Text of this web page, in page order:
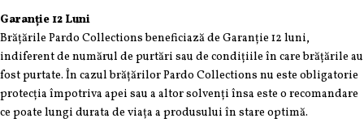
Garanție 12 Luni
Brățările Pardo Collections beneficiază de Garanție 12 luni,
indiferent de numărul de purtări sau de condițiile în care brățările au
fost purtate. În cazul brățărilor Pardo Collections nu este obligatorie
protecția împotriva apei sau a altor solvenți însa este o recomandare
ce poate lungi durata de viața a produsului în stare optimă.